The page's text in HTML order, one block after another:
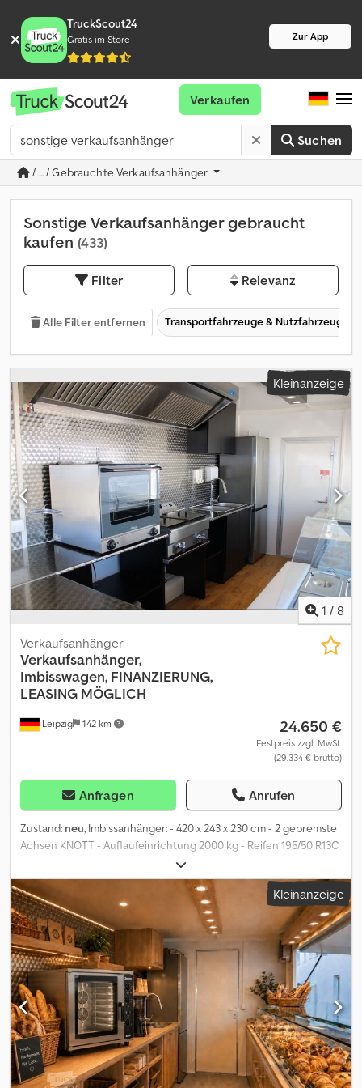
TruckScout24
Gratis im Store Zur App
Suchen
Verkaufen
/ ... / Gebrauchte Verkaufsanhänger
Sonstige Verkaufsanhänger gebraucht
kaufen (433)
Filter Relevanz
Alle Filter entfernen Transportfahrzeuge & Nutzfahrzeuge
Kleinanzeige
1 / 8
Leipzig 142 km
Verkaufsanhänger
Verkaufsanhänger,
Imbisswagen, FINANZIERUNG,
LEASING MÖGLICH
24.650 €
Festpreis zzgl. MwSt.
(29.334 € brutto)
Anfragen Anrufen
Zustand: neu, Imbissanhänger: - 420 x 243 x 230 cm - 2 gebremste
Achsen KNOTT - Auflaufeinrichtung 2000 kg - Reifen 195/50 R13C
- 4 x Stoßdämpfer - Robustes und voll verzinktes Fahrgestell mit V-
Deichsel - Fahrgestell und Rahmen komplett Tauchbad -
feuerverzinkt, geschweißte Konstruktion – sehr stark!
Dodjznddtspfx Acmjck - Boden aus wasserdichtem und
rutschfestem Multiplex- - Sperrholz 18mm mit PVC-Auskleidung
mit erhöhter - Abriebfestigkeit - Wände und Dach aus XPS-
Schaum - Außenschicht aus Polyester-Laminat Farbe weiß -
Ränder, Wände und Dach mit Alu-Profilen verstärkt, -
thermoisoliert 1 x Verkaufsfenster in Fahrtrichtung rechts - 1 x
Verkaufsfenster in hinten - Gastür - Eingangstür vorne,
abschließbar +Schlüssel - Starkes Stützrad - 4 Ausdrehstützen für
sicheres Beladen - 13-poliger Stecker - 2 Lüftungsgitter, 1x in
Fahrtrichtung links oben, 1x in Fahrtrichtung rechts oben
eingebaut; -Maximum Geschwindigkeit 100km/h - ESG-Glas -
Kleinanzeige